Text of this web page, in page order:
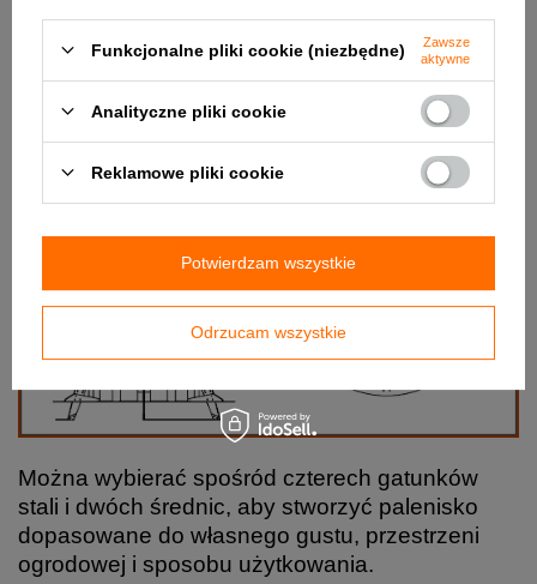
Gwarancja
2 lata
Rysunek paleniska ogrodowego Hetta Wood
120 cm:
Można wybierać spośród czterech gatunków
stali i dwóch średnic, aby stworzyć palenisko
dopasowane do własnego gustu, przestrzeni
ogrodowej i sposobu użytkowania.
Funkcjonalne pliki cookie (niezbędne)
Zawsze
aktywne
Analityczne pliki cookie
Reklamowe pliki cookie
Odrzucam wszystkie
Potwierdzam wszystkie